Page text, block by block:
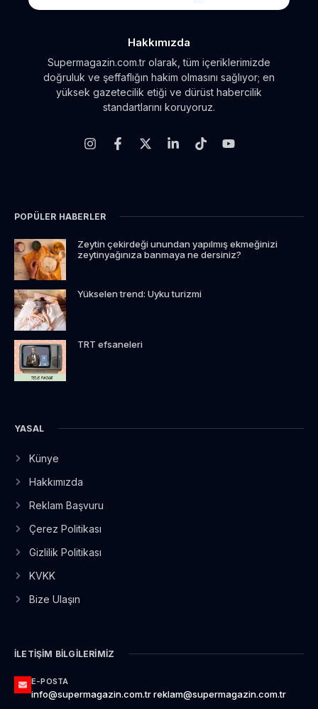
Hakkımızda
Supermagazin.com.tr olarak, tüm içeriklerimizde
doğruluk ve şeffaflığın hakim olmasını sağlıyor; en
yüksek gazetecilik etiği ve dürüst habercilik
standartlarını koruyoruz.
POPÜLER HABERLER
Zeytin çekirdeği unundan yapılmış ekmeğinizi
zeytinyağınıza banmaya ne dersiniz?
Yükselen trend: Uyku turizmi
TRT efsaneleri
YASAL
Künye
Hakkımızda
Reklam Başvuru
Çerez Politikası
Gizlilik Politikası
KVKK
Bize Ulaşın
İLETIŞIM BILGILERIMIZ
E-POSTA
info@supermagazin.com.tr reklam@supermagazin.com.tr